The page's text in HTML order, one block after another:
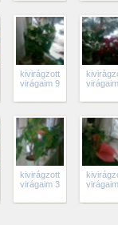
kivirágzott
virágaim 9
kivirágzott
virágaim 3